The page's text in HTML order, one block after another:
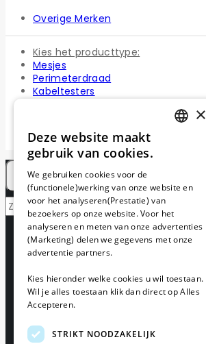
Overige Merken
Kies het producttype:
Mesjes
Perimeterdraad
Kabeltesters
Draadpennen
Draadverbinders
GERMAN
×
Deze website maakt
gebruik van cookies.
We gebruiken cookies voor de
(functionele)werking van onze website en
voor het analyseren(Prestatie) van
bezoekers op onze website. Voor het
analyseren en meten van onze advertenties
(Marketing) delen we gegevens met onze
advertentie partners.
Kies hieronder welke cookies u wil toestaan.
Wil je alles toestaan klik dan direct op Alles
Accepteren.
STRIKT NOODZAKELIJK